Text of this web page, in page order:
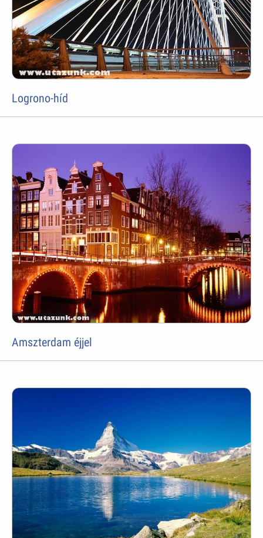
Logrono-híd
Amszterdam éjjel